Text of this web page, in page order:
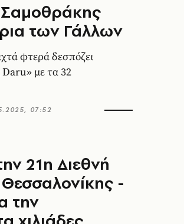
των Γάλλων
φτερά δεσπόζει
με τα 32
07:52
21η Διεθνή
-
την